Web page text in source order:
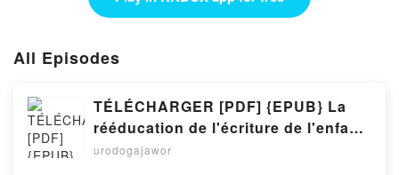
All Episodes
TÉLÉCHARGER [PDF] {EPUB} La
rééducation de l'écriture de l'enfant
et de l'adolescent - Pratique de la
urodogajawor